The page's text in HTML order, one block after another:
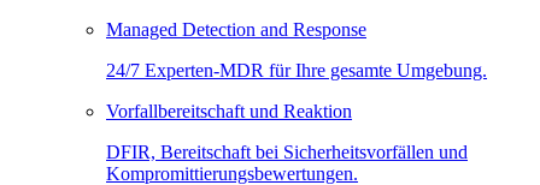
Managed Detection and Response
24/7 Experten-MDR für Ihre gesamte Umgebung.
Vorfallbereitschaft und Reaktion
DFIR, Bereitschaft bei Sicherheitsvorfällen und
Kompromittierungsbewertungen.